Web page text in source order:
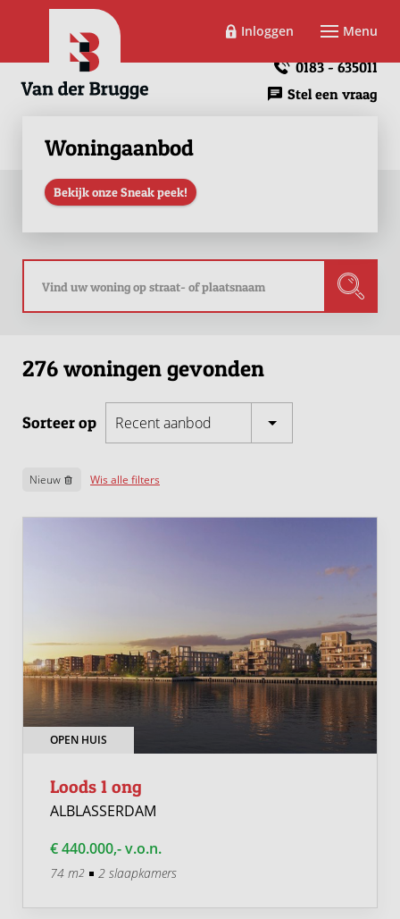
Inloggen Menu
0183 - 635011
Stel een vraag
Woningaanbod
Bekijk onze Sneak peek!
276 woningen gevonden
Sorteer op Recent aanbod
Nieuw Wis alle filters
OPEN HUIS
Loods 1 ong
ALBLASSERDAM
€ 440.000,- v.o.n.
74 m2 2 slaapkamers